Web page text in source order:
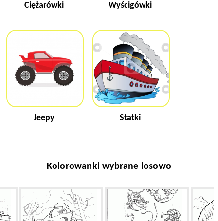
Ciężarówki Wyścigówki
Jeepy Statki
Kolorowanki wybrane losowo